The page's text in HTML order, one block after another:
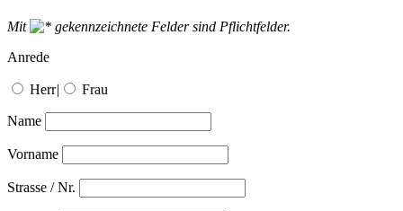
Mit
gekennzeichnete Felder sind Pflichtfelder.
Anrede
Herr| Frau
Name
Vorname
Strasse / Nr.